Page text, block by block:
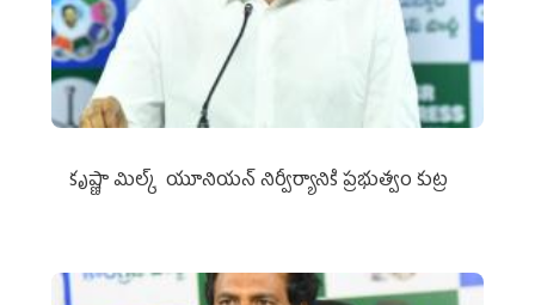
కృష్ణా మిల్క్‌ యూనియన్‌ నిర్వీర్యానికి ప్రభుత్వం కుట్ర